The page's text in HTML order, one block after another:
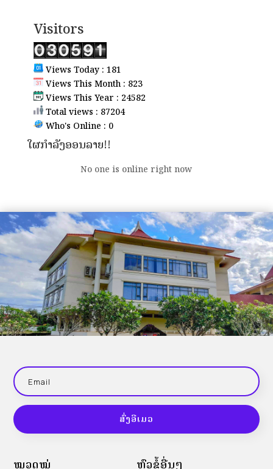
Visitors
Views Today : 181
Views This Month : 823
Views This Year : 24582
Total views : 87204
Who's Online : 0
ໃຜກຳລັງອອນລາຍ!!
No one is online right now
ສົ່ງອີເມວ
ໝວດໝູ່ ຫົວຂໍ້ອື່ນໆ